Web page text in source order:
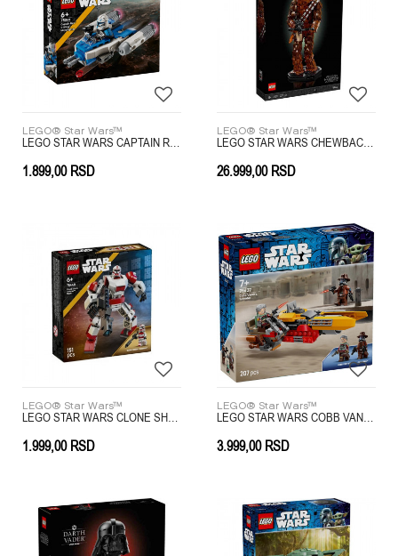
LEGO® Star Wars™
1.899,00 RSD
LEGO® Star Wars™
26.999,00 RSD
LEGO® Star Wars™
1.999,00 RSD
LEGO® Star Wars™
3.999,00 RSD